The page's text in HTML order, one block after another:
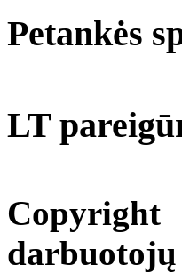
Petankės
LT
darbuotojų